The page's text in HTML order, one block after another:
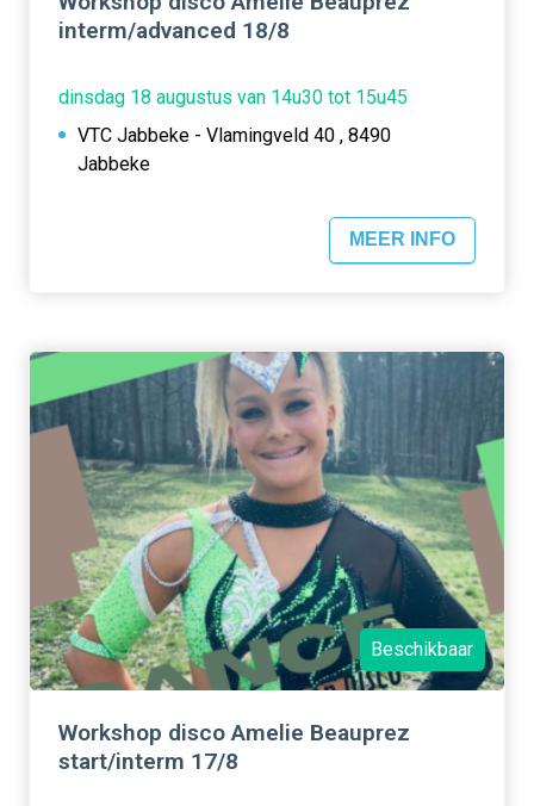
interm/advanced 18/8
dinsdag 18 augustus van 14u30 tot 15u45
VTC Jabbeke - Vlamingveld 40 , 8490
Jabbeke
MEER INFO
Beschikbaar
Workshop disco Amelie Beauprez
start/interm 17/8